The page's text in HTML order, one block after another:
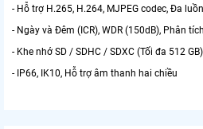
- Hỗ trợ H.265, H.264, MJPEG codec, Đa
- Ngày và Đêm (ICR), WDR (150dB), Phân
- Khe nhớ SD / SDHC / SDXC (Tối đa 512 GB)
- IP66, IK10, Hỗ trợ âm thanh hai chiều